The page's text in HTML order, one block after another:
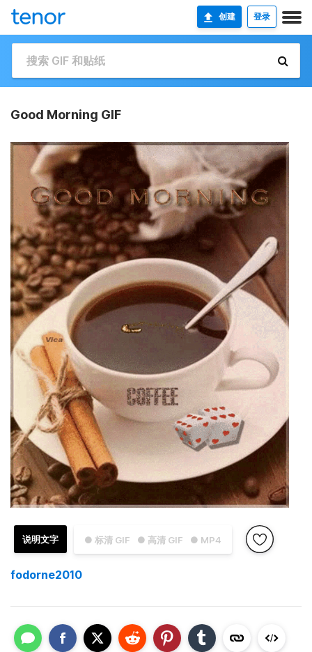
创建 登录
Good Morning GIF
● 标清 GIF ● 高清 GIF ● MP4
说明文字
fodorne2010